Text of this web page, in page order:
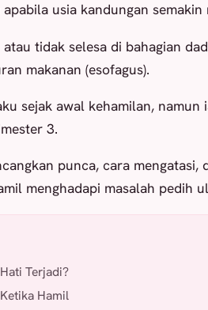
usia kandungan semakin
tidak selesa di bahagian
makanan (esofagus).
sejak awal kehamilan, namun
3.
punca, cara mengatasi,
menghadapi masalah pedih
Terjadi?
Hamil